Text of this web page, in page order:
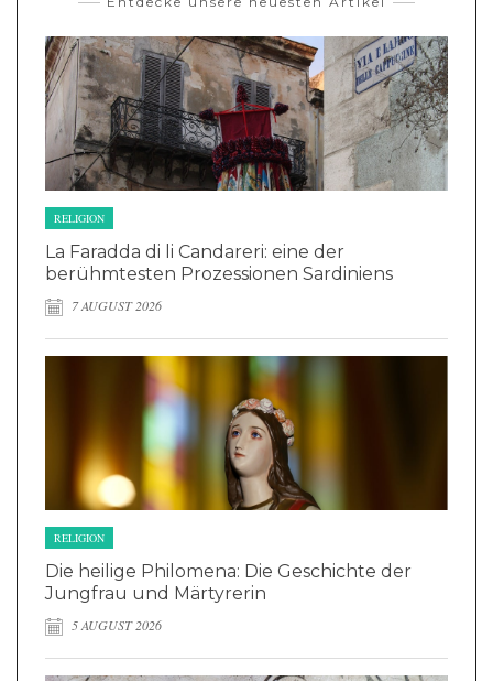
RELIGION
La Faradda di li Candareri: eine der
berühmtesten Prozessionen Sardiniens
7 AUGUST 2026
RELIGION
Die heilige Philomena: Die Geschichte der
Jungfrau und Märtyrerin
5 AUGUST 2026